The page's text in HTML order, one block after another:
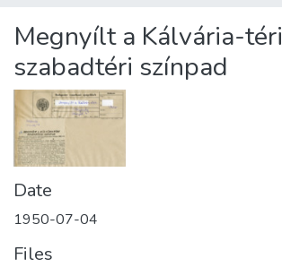
About us
Megnyílt a Kálvária-téri
szabadtéri színpad
Date
1950-07-04
Files